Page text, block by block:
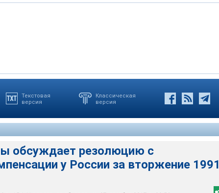
Текстовая
версия
Классическая
версия
обсуждает резолюцию с
у России за вторжение 1991
резолюцию с требованием компенсации у России за